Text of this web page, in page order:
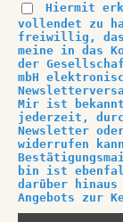
Hiermit
vollendet zu
freiwillig,
meine in das
der
mbH
Mir ist
jederzeit,
Newsletter
widerrufen
bin ist
darüber
Angebots zur